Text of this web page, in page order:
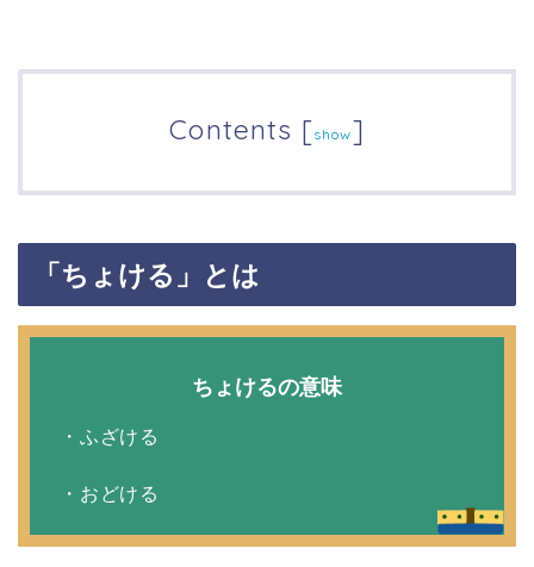
Contents [show]
「ちょける」とは
ちょけるの意味
・ふざける
・おどける